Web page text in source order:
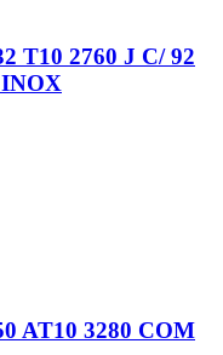
T10 2760 J C/ 92
AT10 3280 COM